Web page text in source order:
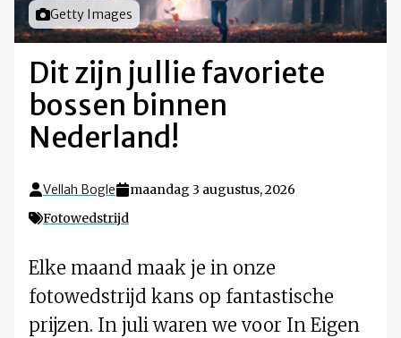
Foto door
Getty Images
Dit zijn jullie favoriete
bossen binnen
Nederland!
Vellah Bogle
maandag 3 augustus, 2026
Fotowedstrijd
Elke maand maak je in onze
fotowedstrijd kans op fantastische
prijzen. In juli waren we voor In Eigen